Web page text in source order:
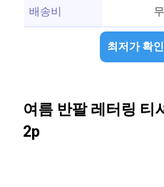
배송비
최저가 확인
여름 반팔 레터링 티
2p